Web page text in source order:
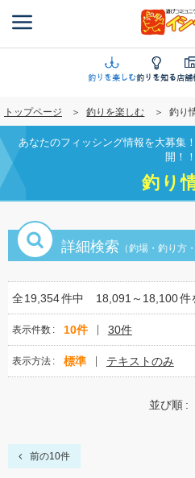
ン
に
移
動
釣りを楽しむ釣りを知る店舗
トップページ 釣りを楽しむ 釣り
あなたのフィッシング情報を大募集
開！！
釣り
詳細検索 （釣場・釣り方
全19,354件中 18,091～18,100件
表示件数 10件 30件
表示方法 標準 テキストのみ
並び順
前の10件